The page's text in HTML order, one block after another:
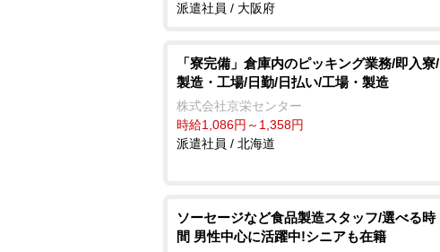
派遣社員 / 大阪府
「寮完備」倉庫内のピッキング業務/即入寮/
製造・工場/日勤/日払い/工場・製造
株式会社京栄センター
時給1,086円～1,358円
派遣社員 / 北海道
ソーセージなど食品製造スタッフ/選べる時
間 男性中心に活躍中!シニアも在籍